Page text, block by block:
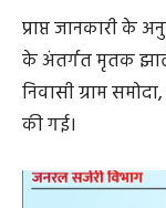
प्राप्त जानकारी के
के अंतर्गत मृतक
निवासी ग्राम
की गई।